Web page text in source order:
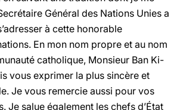
Général des Nations Unies a
à cette honorable
En mon nom propre et au nom
catholique, Monsieur Ban Ki-
vous exprimer la plus sincère et
Je vous remercie aussi pour vos
Je salue également les chefs d’État